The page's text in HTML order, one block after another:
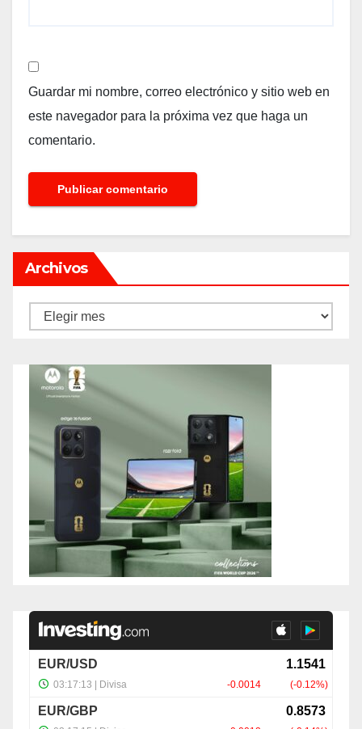
Guardar mi nombre, correo electrónico y sitio web en
este navegador para la próxima vez que haga un
comentario.
Archivos
Archivos